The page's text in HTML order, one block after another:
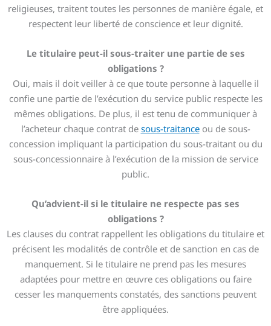
religieuses, traitent toutes les personnes de manière égale, et
respectent leur liberté de conscience et leur dignité.
Le titulaire peut-il sous-traiter une partie de ses
obligations ?
Oui, mais il doit veiller à ce que toute personne à laquelle il
confie une partie de l’exécution du service public respecte les
mêmes obligations. De plus, il est tenu de communiquer à
l’acheteur chaque contrat de sous-traitanceou de sous-
concession impliquant la participation du sous-traitant ou du
sous-concessionnaire à l’exécution de la mission de service
public.
Qu’advient-il si le titulaire ne respecte pas ses
obligations ?
Les clauses du contrat rappellent les obligations du titulaire et
précisent les modalités de contrôle et de sanction en cas de
manquement. Si le titulaire ne prend pas les mesures
adaptées pour mettre en œuvre ces obligations ou faire
cesser les manquements constatés, des sanctions peuvent
être appliquées.